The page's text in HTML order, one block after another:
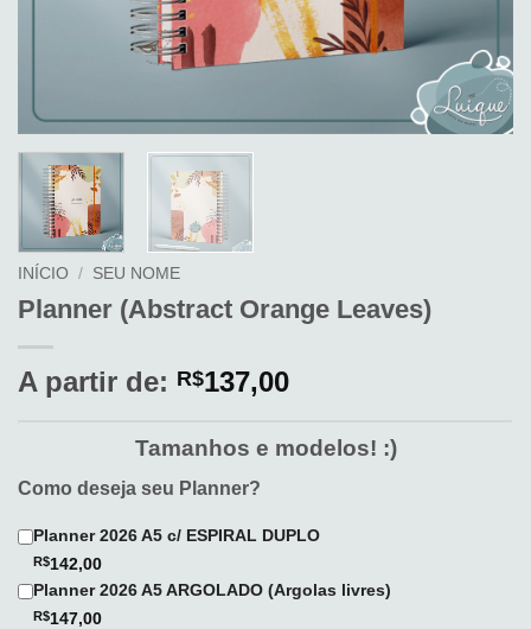
INÍCIO / SEU NOME
Planner (Abstract Orange Leaves)
A partir de: R$137,00
Tamanhos e modelos! :)
Como deseja seu Planner?
Planner 2026 A5 c/ ESPIRAL DUPLO
R$142,00
Planner 2026 A5 ARGOLADO (Argolas livres)
R$147,00